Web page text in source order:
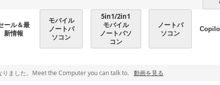
ール＆最
新情報
モバイル
ノートパ
ソコン
5in1/2in1
モバイル
ノートパソ
コン
ノートパ
ソコン
ました。Meet the Computer you can talk to. 動画を見る